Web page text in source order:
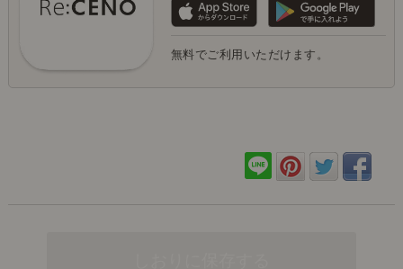
無料でご利用いただけます。